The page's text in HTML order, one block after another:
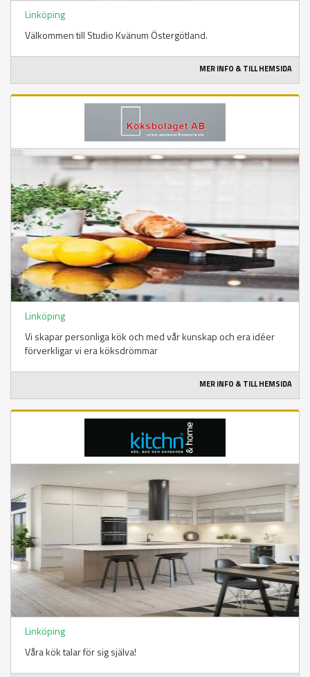
Linköping
Välkommen till Studio Kvänum Östergötland.
MER INFO & TILL HEMSIDA
Linköping
Vi skapar personliga kök och med vår kunskap och era idéer
förverkligar vi era köksdrömmar
MER INFO & TILL HEMSIDA
Linköping
Våra kök talar för sig själva!